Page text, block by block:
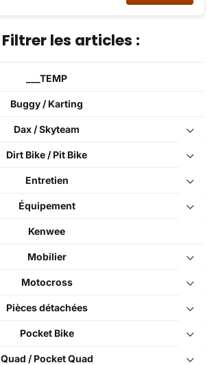
Filtrer les articles :
___TEMP
Buggy / Karting
Dax / Skyteam
Dirt Bike / Pit Bike
Entretien
Équipement
Kenwee
Mobilier
Motocross
Pièces détachées
Pocket Bike
Quad / Pocket Quad